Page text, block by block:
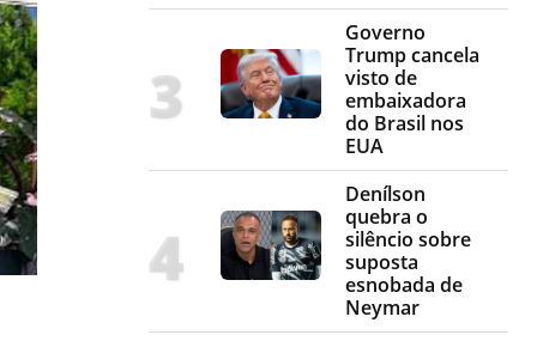
Governo
Trump cancela
visto de
embaixadora
do Brasil nos
EUA
Denílson
quebra o
silêncio sobre
suposta
esnobada de
Neymar